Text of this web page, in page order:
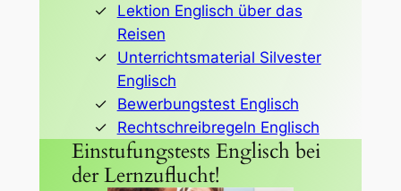
Lektion Englisch über das
Reisen
Unterrichtsmaterial Silvester
Englisch
Bewerbungstest Englisch
Rechtschreibregeln Englisch
Einstufungstests Englisch bei
der Lernzuflucht!